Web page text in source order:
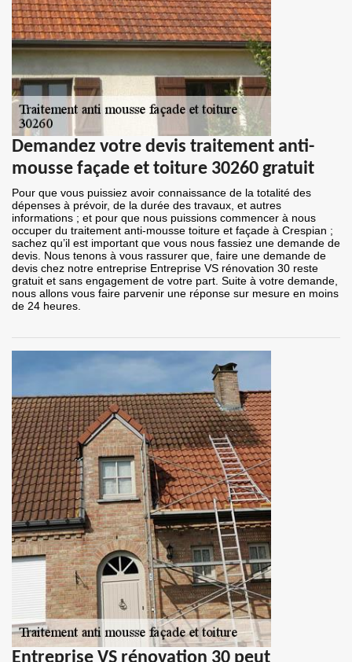
Demandez votre devis traitement anti-
mousse façade et toiture 30260 gratuit
Pour que vous puissiez avoir connaissance de la totalité des
dépenses à prévoir, de la durée des travaux, et autres
informations ; et pour que nous puissions commencer à nous
occuper du traitement anti-mousse toiture et façade à Crespian ;
sachez qu’il est important que vous nous fassiez une demande de
devis. Nous tenons à vous rassurer que, faire une demande de
devis chez notre entreprise Entreprise VS rénovation 30 reste
gratuit et sans engagement de votre part. Suite à votre demande,
nous allons vous faire parvenir une réponse sur mesure en moins
de 24 heures.